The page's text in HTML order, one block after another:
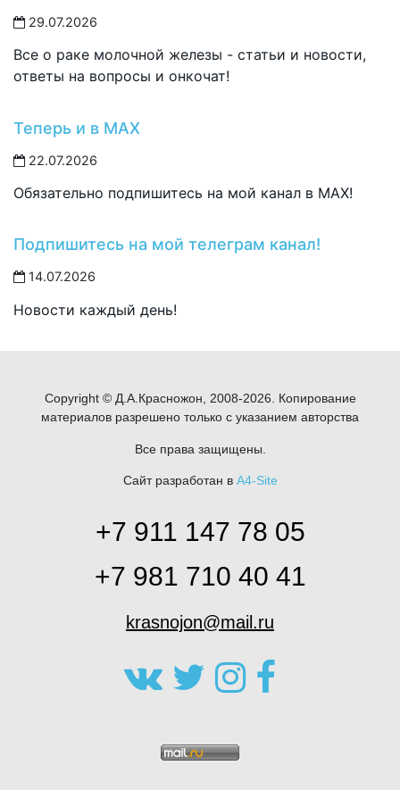
29.07.2026
Все о раке молочной железы - статьи и новости,
ответы на вопросы и онкочат!
Теперь и в MAX
22.07.2026
Обязательно подпишитесь на мой канал в MAX!
Подпишитесь на мой телеграм канал!
14.07.2026
Новости каждый день!
Copyright © Д.А.Красножон, 2008-2026. Копирование
материалов разрешено только с указанием авторства
Все права защищены.
Сайт разработан в A4-Site
+7 911 147 78 05
+7 981 710 40 41
krasnojon@mail.ru